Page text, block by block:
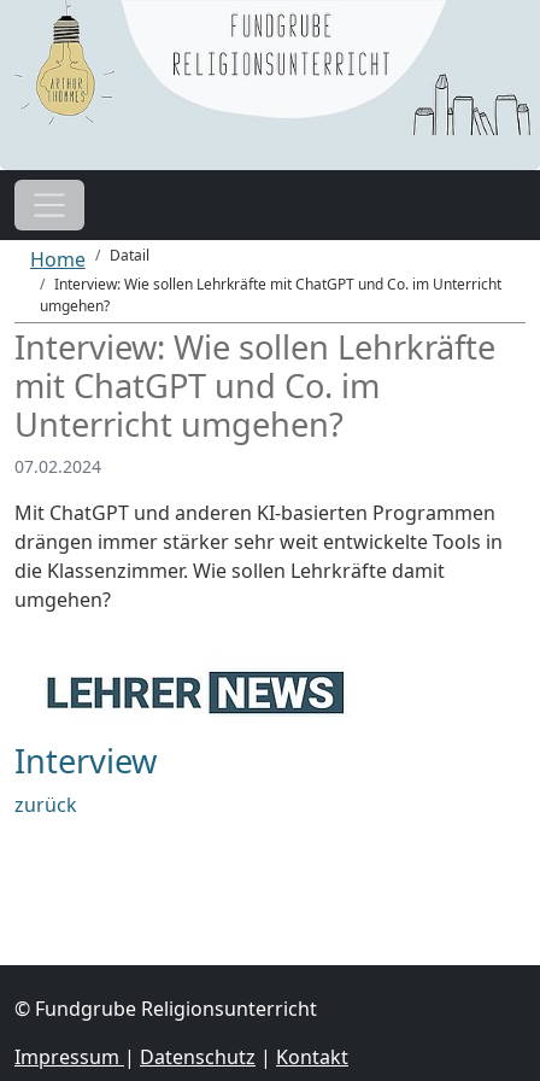
Home
Datail
Interview: Wie sollen Lehrkräfte mit ChatGPT und Co. im Unterricht
umgehen?
Interview: Wie sollen Lehrkräfte
mit ChatGPT und Co. im
Unterricht umgehen?
07.02.2024
Mit ChatGPT und anderen KI-basierten Programmen
drängen immer stärker sehr weit entwickelte Tools in
die Klassenzimmer. Wie sollen Lehrkräfte damit
umgehen?
Interview
zurück
© Fundgrube Religionsunterricht
Impressum | Datenschutz | Kontakt